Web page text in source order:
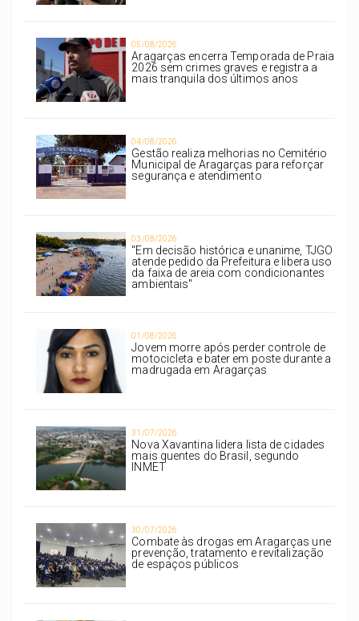
05/08/2026
Aragarças encerra Temporada de Praia
2026 sem crimes graves e registra a
mais tranquila dos últimos anos
04/08/2026
Gestão realiza melhorias no Cemitério
Municipal de Aragarças para reforçar
segurança e atendimento
03/08/2026
"Em decisão histórica e unanime, TJGO
atende pedido da Prefeitura e libera uso
da faixa de areia com condicionantes
ambientais"
01/08/2026
Jovem morre após perder controle de
motocicleta e bater em poste durante a
madrugada em Aragarças
31/07/2026
Nova Xavantina lidera lista de cidades
mais quentes do Brasil, segundo
INMET
30/07/2026
Combate às drogas em Aragarças une
prevenção, tratamento e revitalização
de espaços públicos